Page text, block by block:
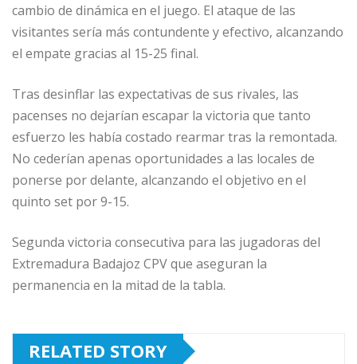
cambio de dinámica en el juego. El ataque de las
visitantes sería más contundente y efectivo, alcanzando
el empate gracias al 15-25 final.
Tras desinflar las expectativas de sus rivales, las
pacenses no dejarían escapar la victoria que tanto
esfuerzo les había costado rearmar tras la remontada.
No cederían apenas oportunidades a las locales de
ponerse por delante, alcanzando el objetivo en el
quinto set por 9-15.
Segunda victoria consecutiva para las jugadoras del
Extremadura Badajoz CPV que aseguran la
permanencia en la mitad de la tabla.
RELATED STORY